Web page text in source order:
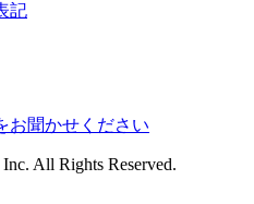
記
お聞かせください
All Rights Reserved.